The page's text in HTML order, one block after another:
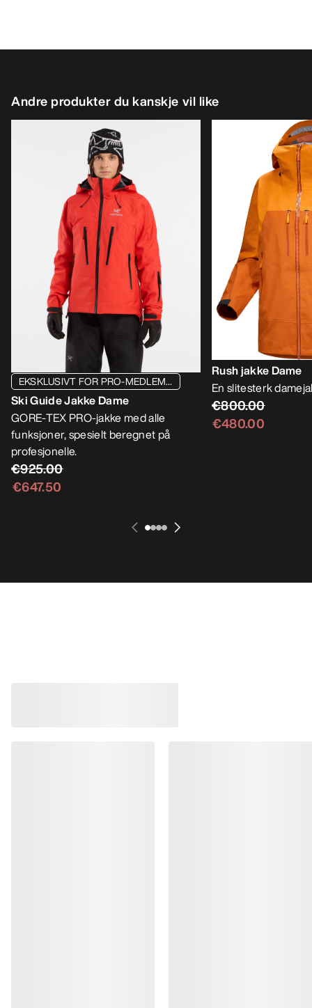
Andre produkter du kanskje vil like
EKSKLUSIVT FOR PRO-MEDLEM...
Ski Guide Jakke Dame
GORE-TEX PRO-jakke med alle
funksjoner, spesielt beregnet på
profesjonelle.
€925.00
€647.50
Rush jakke Dame
En slitesterk
€800.00
€480.00